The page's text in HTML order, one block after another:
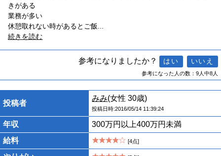
きがある
業務が多い
休憩取れない時があるとご飯
続きを読む
参考になりましたか？
参考になった人の数：9人中8人
投稿者
みみ(女性 30歳)
投稿日時:2016/05/14 11:39:24
年収
300万円以上400万円未満
給料
[4点]